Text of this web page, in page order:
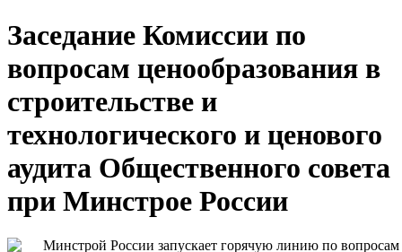
Заседание Комиссии по
вопросам ценообразования в
строительстве и
технологического и ценового
аудита Общественного совета
при Минстрое России